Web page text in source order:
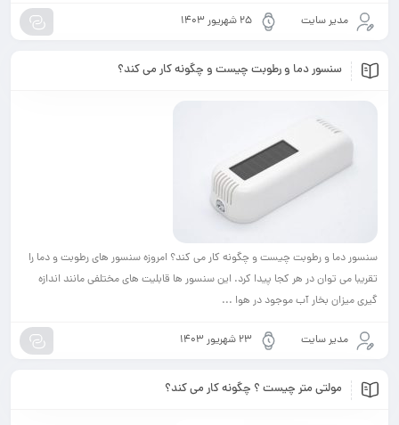
۲۵ شهریور ۱۴۰۳
و رطوبت چیست و چگونه کار می کند؟
چیست و چگونه کار می کند؟ امروزه سنسور های رطوبت و دما را
هر کجا پیدا کرد. این سنسور ها قابلیت های مختلفی مانند اندازه
آب موجود در هوا ...
۲۳ شهریور ۱۴۰۳
چیست ؟ چگونه کار می کند؟